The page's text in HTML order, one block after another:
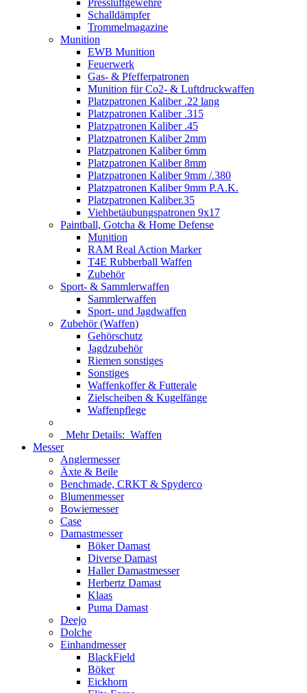
Pressluftgewehre
Schalldämpfer
Trommelmagazine
Munition
EWB Munition
Feuerwerk
Gas- & Pfefferpatronen
Munition für Co2- & Luftdruckwaffen
Platzpatronen Kaliber .22 lang
Platzpatronen Kaliber .315
Platzpatronen Kaliber .45
Platzpatronen Kaliber 2mm
Platzpatronen Kaliber 6mm
Platzpatronen Kaliber 8mm
Platzpatronen Kaliber 9mm /.380
Platzpatronen Kaliber 9mm P.A.K.
Platzpatronen Kaliber.35
Viehbetäubungspatronen 9x17
Paintball, Gotcha & Home Defense
Munition
RAM Real Action Marker
T4E Rubberball Waffen
Zubehör
Sport- & Sammlerwaffen
Sammlerwaffen
Sport- und Jagdwaffen
Zubehör (Waffen)
Gehörschutz
Jagdzubehör
Riemen sonstiges
Sonstiges
Waffenkoffer & Futterale
Zielscheiben & Kugelfänge
Waffenpflege
Mehr Details: Waffen
Messer
Anglermesser
Äxte & Beile
Benchmade, CRKT & Spyderco
Blumenmesser
Bowiemesser
Case
Damastmesser
Böker Damast
Diverse Damast
Haller Damastmesser
Herbertz Damast
Klaas
Puma Damast
Deejo
Dolche
Einhandmesser
BlackField
Böker
Eickhorn